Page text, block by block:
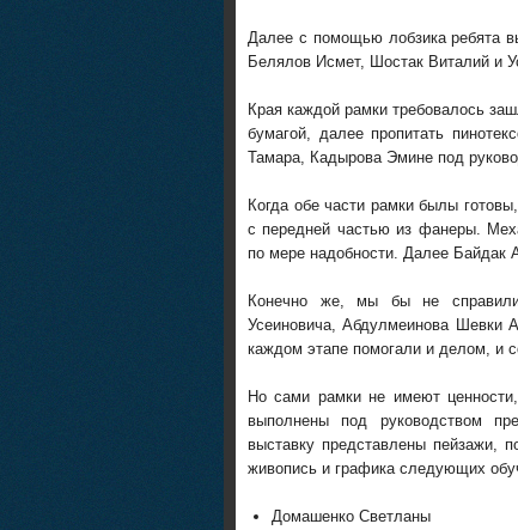
Далее с помощью лобзика ребята
Белялов Исмет, Шостак Виталий и
Края каждой рамки требовалось
бумагой, далее пропитать
Тамара, Кадырова Эмине под
Когда обе части рамки былы
с передней частью из фанеры.
по мере надобности. Далее Байдак
Конечно же, мы бы не
Усеиновича, Абдулмеинова Шевки
каждом этапе помогали и делом, и
Но сами рамки не имеют
выполнены под руководством
выставку представлены пейзажи,
живопись и графика следующих
Домашенко Светланы